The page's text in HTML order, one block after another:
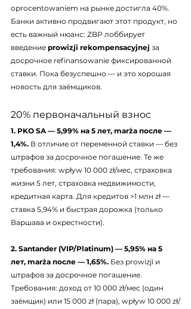
oprocentowaniem на рынке достигла 40%.
Банки активно продвигают этот продукт, но
есть важный нюанс: ZBP лоббирует
введение prowizji rekompensacyjnej за
досрочное refinansowanie фиксированной
ставки. Пока безуспешно — и это хорошая
новость для заёмщиков.
20% первоначальный взнос
1. PKO SA — 5,99% на 5 лет, marża после —
1,4%. В отличие от переменной ставки — без
штрафов за досрочное погашение. Те же
требования: wpływ 10 000 zł/мес, страховка
жизни 5 лет, страховка недвижимости,
кредитная карта. Для кредитов >1 млн zł —
ставка 5,94% и быстрая дорожка (только
Варшава и окрестности).
2. Santander (VIP/Platinum) — 5,95% на 5
лет, marża после — 1,65%. Без prowizji и
штрафов за досрочное погашение.
Требования: доход от 10 000 zł/мес (один
заёмщик) или 15 000 zł (пара), wpływ 10 000 zł/